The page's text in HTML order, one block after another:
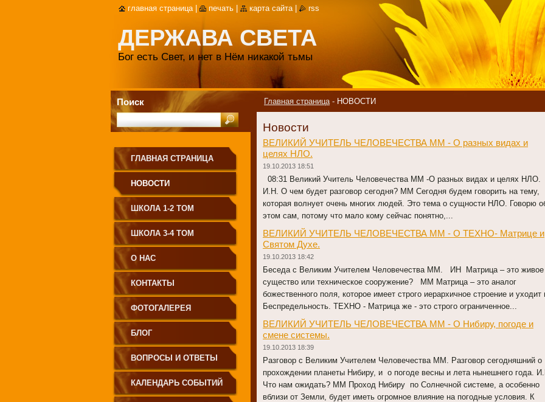
ДЕРЖАВА СВЕТА
Бог есть Свет, и нет в Нём никакой тьмы
Главная страница - НОВОСТИ
Новости
ВЕЛИКИЙ УЧИТЕЛЬ ЧЕЛОВЕЧЕСТВА ММ - О разных видах и
целях НЛО.
19.10.2013 18:51
08:31 Великий Учитель Человечества ММ -О разных видах и целях НЛО.
И.Н. О чем будет разговор сегодня? ММ Сегодня будем говорить на тему,
которая волнует очень многих людей. Это тема о сущности НЛО. Говорю
этом сам, потому что мало кому сейчас понятно,...
ВЕЛИКИЙ УЧИТЕЛЬ ЧЕЛОВЕЧЕСТВА ММ - О ТЕХНО- Матрице и
Святом Духе.
19.10.2013 18:42
Беседа с Великим Учителем Человечества ММ. ИН Матрица – это живое
существо или техническое сооружение? ММ Матрица – это аналог
божественного поля, которое имеет строго иерархичное строение и уходит
Беспредельность. ТЕХНО - Матрица же - это строго ограниченное...
ВЕЛИКИЙ УЧИТЕЛЬ ЧЕЛОВЕЧЕСТВА ММ - О Нибиру, погоде и
смене системы.
19.10.2013 18:39
Разговор с Великим Учителем Человечества ММ. Разговор сегодняшний о
прохождении планеты Нибиру, и о погоде весны и лета нынешнего года.
Что нам ожидать? ММ Проход Нибиру по Солнечной системе, а особенно
вблизи от Земли, будет иметь огромное влияние на погодные условия. К
ГЛАВНАЯ СТРАНИЦА
НОВОСТИ
ШКОЛА 1-2 ТОМ
ШКОЛА 3-4 ТОМ
О НАС
КОНТАКТЫ
ФОТОГАЛЕРЕЯ
БЛОГ
ВОПРОСЫ И ОТВЕТЫ
КАЛЕНДАРЬ СОБЫТИЙ
Поиск
главная страница печать карта сайта rss